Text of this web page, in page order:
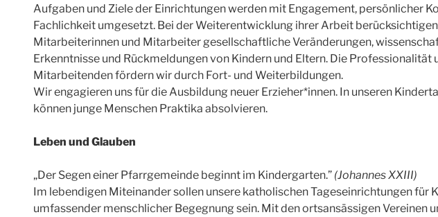
Aufgaben und Ziele der Einrichtungen werden mit Engagement, persönlicher
Fachlichkeit umgesetzt. Bei der Weiterentwicklung ihrer Arbeit
Mitarbeiterinnen und Mitarbeiter gesellschaftliche Veränderungen,
Erkenntnisse und Rückmeldungen von Kindern und Eltern. Die Professionalität
Mitarbeitenden fördern wir durch Fort- und Weiterbildungen.
Wir engagieren uns für die Ausbildung neuer Erzieher*innen. In unseren
können junge Menschen Praktika absolvieren.
Leben und Glauben
„Der Segen einer Pfarrgemeinde beginnt im Kindergarten.” (Johannes XXIII)
Im lebendigen Miteinander sollen unsere katholischen Tageseinrichtungen für
umfassender menschlicher Begegnung sein. Mit den ortsansässigen Vereinen